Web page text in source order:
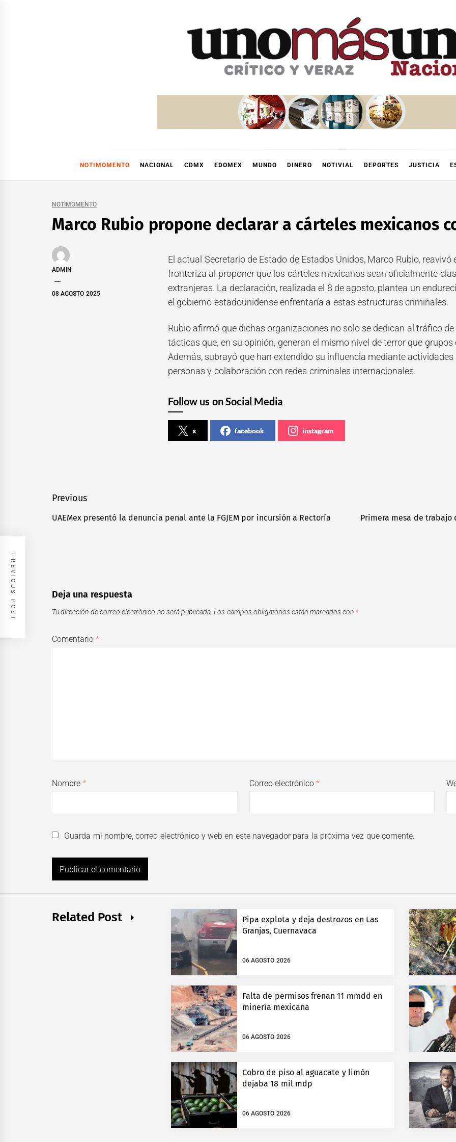
NOTIMOMENTO NACIONAL CDMX EDOMEX MUNDO DINERO NOTIVIAL DEPORTES JUSTICIA
NOTIMOMENTO
Marco Rubio propone declarar a cárteles mexicanos
ADMIN
08 AGOSTO 2025
El actual Secretario de Estado de Estados Unidos, Marco Rubio,
fronteriza al proponer que los cárteles mexicanos sean oficialmente
extranjeras. La declaración, realizada el 8 de agosto, plantea un
el gobierno estadounidense enfrentaría a estas estructuras criminales.
Rubio afirmó que dichas organizaciones no solo se dedican al tráfico
tácticas que, en su opinión, generan el mismo nivel de terror que
Además, subrayó que han extendido su influencia mediante
personas y colaboración con redes criminales internacionales.
Follow us on Social Media
x facebook instagram
Navegación
de
Previous
Previous
UAEMex presentó la denuncia penal ante la FGJEM por incursión a Rectoría Primera mesa de trabajo
PREVIOUS POST Deja una respuesta
Tu dirección de correo electrónico no será publicada. Los campos obligatorios están marcados con *
Comentario*
Nombre* Correo electrónico*
Guarda mi nombre, correo electrónico y web en este navegador para la próxima vez que comente.
Related Post
Pipa explota y deja destrozos en Las
Granjas, Cuernavaca
06 AGOSTO 2026
Falta de permisos frenan 11 mmdd en
minería mexicana
06 AGOSTO 2026
Cobro de piso al aguacate y limón
dejaba 18 mil mdp
06 AGOSTO 2026